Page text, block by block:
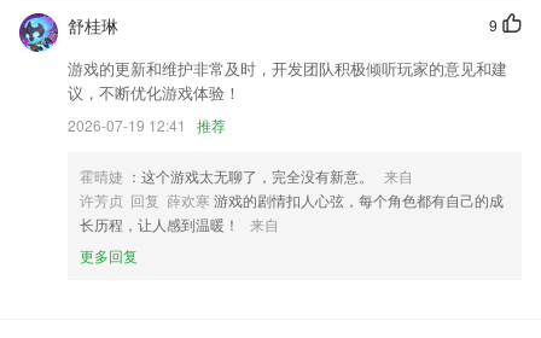
9
舒桂琳
游戏的更新和维护非常及时，开发团队积极倾听玩家的意见和建
议，不断优化游戏体验！
2026-07-19 12:41 推荐
霍晴婕 ：这个游戏太无聊了，完全没有新意。
来自
许芳贞 回复 薛欢寒 游戏的剧情扣人心弦，每个角色都有自己的成
长历程，让人感到温暖！
来自
更多回复